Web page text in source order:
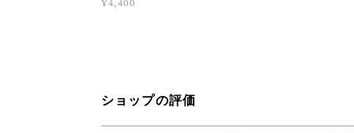
¥4,400
ショップの評価